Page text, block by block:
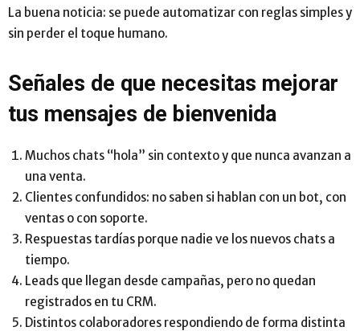
La buena noticia: se puede automatizar con reglas simples y
sin perder el toque humano.
Señales de que necesitas mejorar
tus mensajes de bienvenida
Muchos chats “hola” sin contexto y que nunca avanzan a
una venta.
Clientes confundidos: no saben si hablan con un bot, con
ventas o con soporte.
Respuestas tardías porque nadie ve los nuevos chats a
tiempo.
Leads que llegan desde campañas, pero no quedan
registrados en tu CRM.
Distintos colaboradores respondiendo de forma distinta